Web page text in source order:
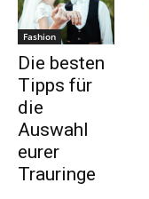
Fashion
Die besten
Tipps für
die
Auswahl
eurer
Trauringe